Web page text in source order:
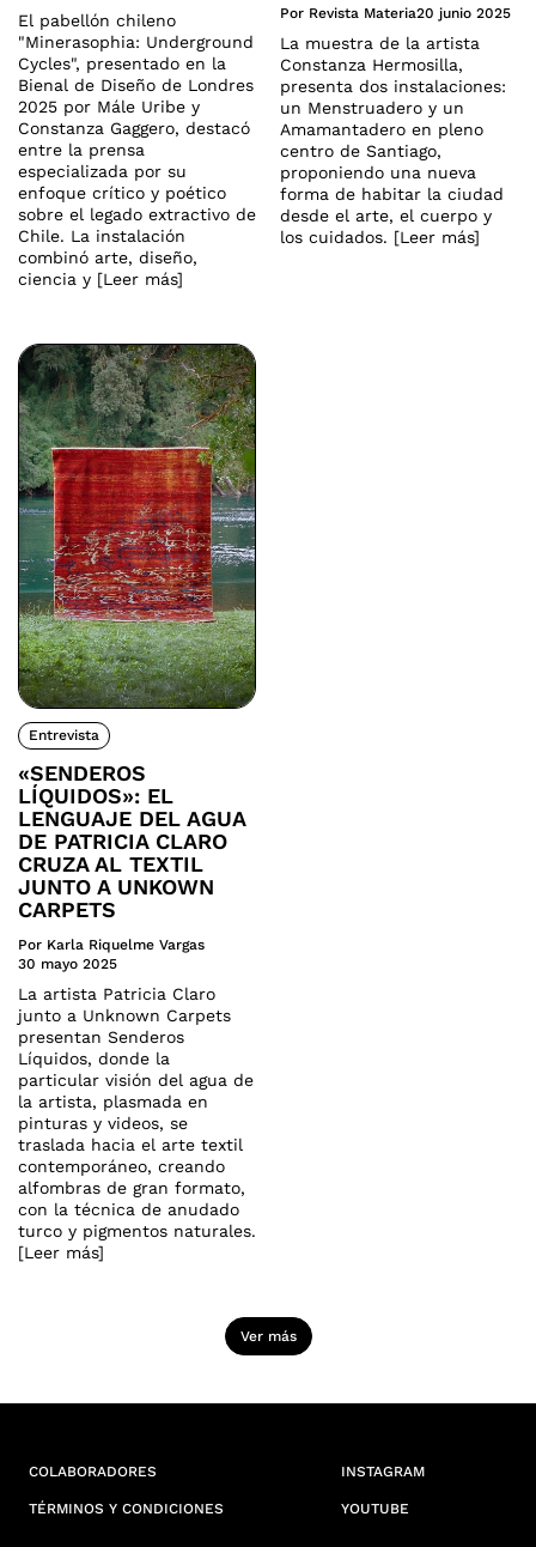
El pabellón chileno
"Minerasophia: Underground
Cycles", presentado en la
Bienal de Diseño de Londres
2025 por Mále Uribe y
Constanza Gaggero, destacó
entre la prensa
especializada por su
enfoque crítico y poético
sobre el legado extractivo de
Chile. La instalación
combinó arte, diseño,
ciencia y [Leer más]
Por Revista Materia20 junio 2025
La muestra de la artista
Constanza Hermosilla,
presenta dos instalaciones:
un Menstruadero y un
Amamantadero en pleno
centro de Santiago,
proponiendo una nueva
forma de habitar la ciudad
desde el arte, el cuerpo y
los cuidados. [Leer más]
Entrevista
«SENDEROS
LÍQUIDOS»: EL
LENGUAJE DEL AGUA
DE PATRICIA CLARO
CRUZA AL TEXTIL
JUNTO A UNKOWN
CARPETS
Por Karla Riquelme Vargas
30 mayo 2025
La artista Patricia Claro
junto a Unknown Carpets
presentan Senderos
Líquidos, donde la
particular visión del agua de
la artista, plasmada en
pinturas y videos, se
traslada hacia el arte textil
contemporáneo, creando
alfombras de gran formato,
con la técnica de anudado
turco y pigmentos naturales.
[Leer más]
Ver más
COLABORADORES
TÉRMINOS Y CONDICIONES
INSTAGRAM
YOUTUBE